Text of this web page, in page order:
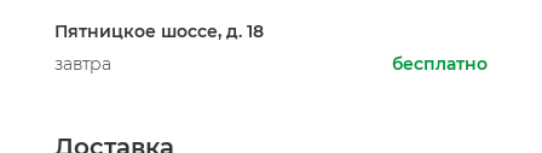
Пятницкое шоссе, д. 18
завтра
бесплатно
Доставка